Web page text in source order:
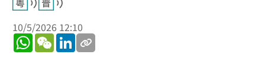
10/5/2026 12:10
WhatsApp
WeChatLinkedIn